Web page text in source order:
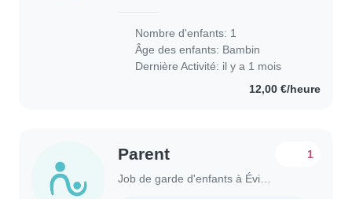
énergique, curieux et amical. Je
préfère que..
Nombre d'enfants: 1
Âge des enfants: Bambin
Dernière Activité: il y a 1 mois
12,00 €/heure
Parent 1